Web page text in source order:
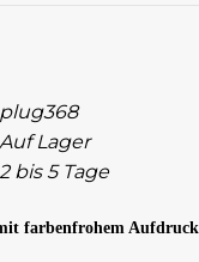
plug368
Auf Lager
2 bis 5 Tage
farbenfrohem